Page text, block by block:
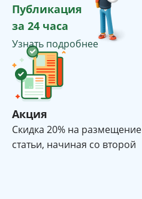
Публикация
за 24 часа
Узнать подробнее
Акция
Cкидка 20% на размещение
статьи, начиная со второй